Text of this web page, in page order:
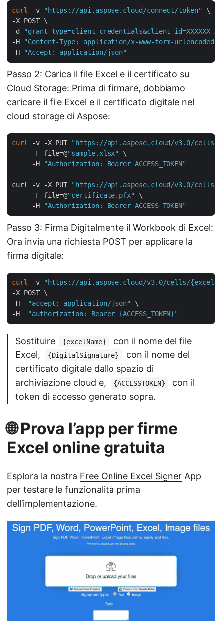
curl -v "https://api.aspose.cloud/connect/token"
\
-X POST \
-d
"grant_type=client_credentials&client_id=XXXXXX-
-H
"Content-Type: application/x-www-form-urlencoded"
-H
"Accept: application/json"
Passo 2: Carica il file Excel e il certificato su
Cloud Storage: Prima di firmare, dobbiamo
caricare il file Excel e il certificato digitale nel
cloud storage di Aspose:
curl -v -X PUT
"https://api.aspose.cloud/v3.0/cells/
     -F file=@
"sample.xlsx"
\
     -H
"Authorization: Bearer ACCESS_TOKEN"
curl -v -X PUT
"https://api.aspose.cloud/v3.0/
     -F file=@
"certificate.pfx"
\
     -H
"Authorization: Bearer ACCESS_TOKEN"
Passo 3: Firma Digitalmente il Workbook di Excel:
Ora invia una richiesta POST per applicare la
firma digitale:
curl -v
"https://api.aspose.cloud/v3.0/cells/
-X POST \
-H
"accept: application/json"
\
-H
"authorization: Bearer {ACCESS_TOKEN}"
Sostituire {excelName}
con il nome del file
Excel,
{DigitalSignature}
con il nome del
certificato digitale dallo spazio di
archiviazione cloud e,
{ACCESSTOKEN}
con il
token di accesso generato sopra.
🌐 Prova l’app per firme
Excel online gratuita
Esplora la nostra Free Online Excel Signer App
per testare le funzionalità prima
dell’implementazione.